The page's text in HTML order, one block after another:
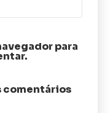
para
comentários